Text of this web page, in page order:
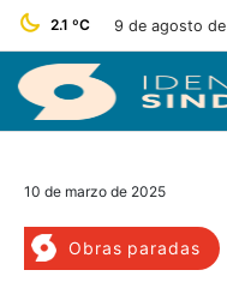
2.1 ºC 9 de agosto
10 de marzo de 2025
Obras paradas